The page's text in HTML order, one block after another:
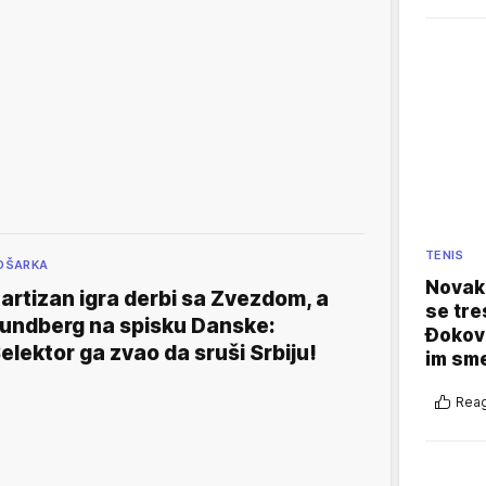
igra derbi sa Zvezdom, a
na spisku Danske:
ga zvao da sruši Srbiju!
TENIS
se
im